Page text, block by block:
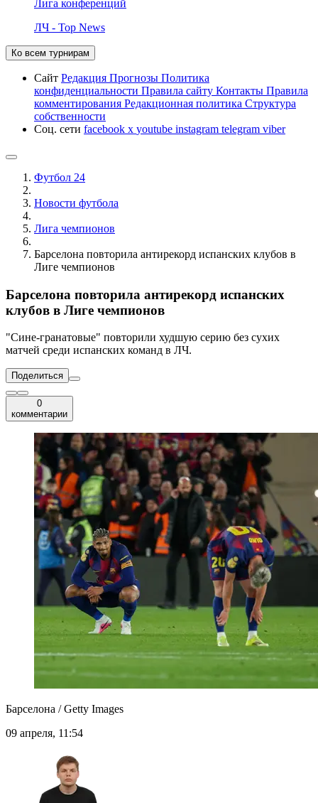
Лига конференций
ЛЧ - Top News
Ко всем турнирам
Сайт Редакция Прогнозы Политика
конфиденциальности Правила сайту Контакты Правила
комментирования Редакционная политика Структура
собственности
Соц. сети facebook x youtube instagram telegram viber
Футбол 24
Новости футбола
Лига чемпионов
Барселона повторила антирекорд испанских клубов в
Лиге чемпионов
Барселона повторила антирекорд испанских
клубов в Лиге чемпионов
"Сине-гранатовые" повторили худшую серию без сухих
матчей среди испанских команд в ЛЧ.
Поделиться
0
комментарии
Барселона / Getty Images
09 апреля, 11:54